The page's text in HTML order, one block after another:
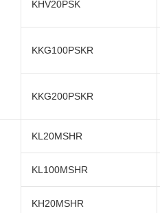
KHV20PSK
KKG100PSKR
KKG200PSKR
KL20MSHR
KL100MSHR
KH20MSHR